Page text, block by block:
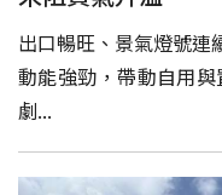
出口暢旺、景氣燈號連
動能強勁，帶動自用
劇...